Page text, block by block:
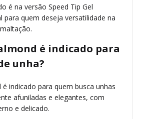
é na versão Speed Tip Gel
para quem deseja versatilidade na
é indicado para
unha?
indicado para quem busca unhas
afuniladas e elegantes, com
e delicado.